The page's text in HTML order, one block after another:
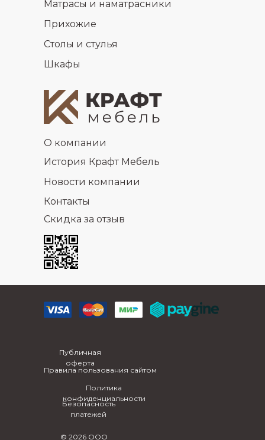
Матрасы и наматрасники
Прихожие
Столы и стулья
Шкафы
О компании
История Крафт Мебель
Новости компании
Контакты
Скидка за отзыв
Публичная
оферта
Правила пользования сайтом
Политика
конфиденциальности
Безопасность
платежей
© 2026 ООО